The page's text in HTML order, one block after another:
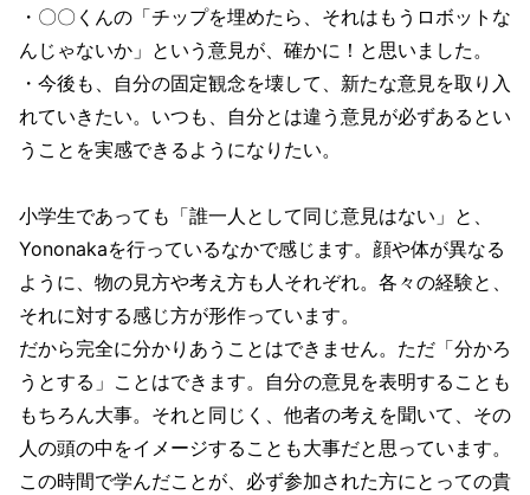
・〇〇くんの「チップを埋めたら、それはもうロボットな
んじゃないか」という意見が、確かに！と思いました。
・今後も、自分の固定観念を壊して、新たな意見を取り入
れていきたい。いつも、自分とは違う意見が必ずあるとい
うことを実感できるようになりたい。
小学生であっても「誰一人として同じ意見はない」と、
Yononakaを行っているなかで感じます。顔や体が異なる
ように、物の見方や考え方も人それぞれ。各々の経験と、
それに対する感じ方が形作っています。
だから完全に分かりあうことはできません。ただ「分かろ
うとする」ことはできます。自分の意見を表明することも
もちろん大事。それと同じく、他者の考えを聞いて、その
人の頭の中をイメージすることも大事だと思っています。
この時間で学んだことが、必ず参加された方にとっての貴